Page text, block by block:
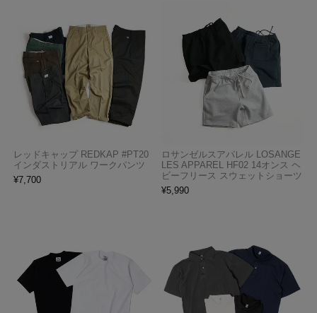
レッドキャップ REDKAP #PT20
インダストリアル ワークパンツ
¥7,700
ロサンゼルスアパレル LOSANGE
LES APPAREL HF02 14オンス ヘ
ビーフリース スウェットショーツ
¥5,990